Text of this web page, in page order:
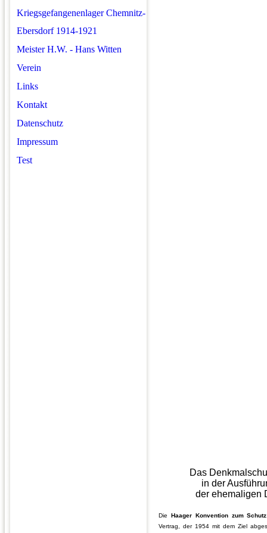
Kriegsgefangenenlager Chemnitz-
Ebersdorf 1914-1921
Meister H.W. - Hans Witten
Verein
Links
Kontakt
Datenschutz
Impressum
Test
Das
in der
der ehemaligen
Die
Haager Konvention zum
Vertrag, der 1954 mit dem Ziel